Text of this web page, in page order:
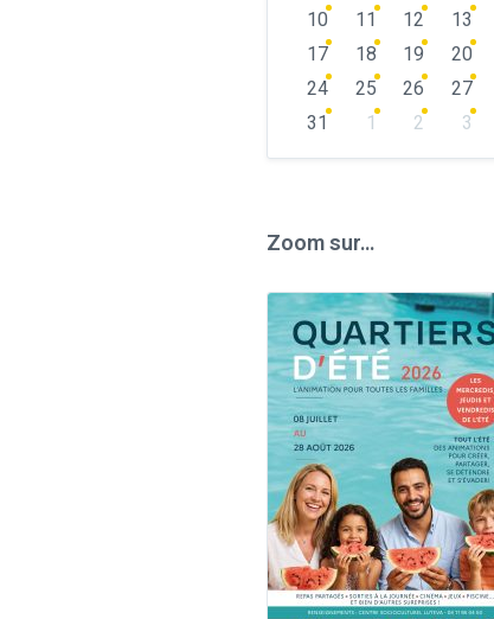
10
11 12 13
17
18 19 20
24
25 26 27
31
1 2 3
Zoom sur…